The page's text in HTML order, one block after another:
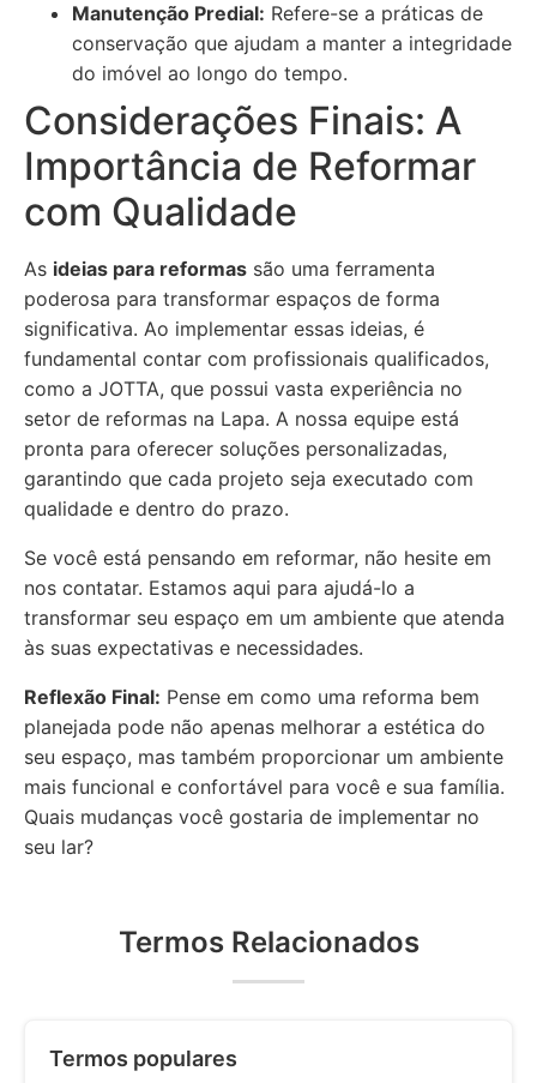
Manutenção Predial: Refere-se a práticas de
conservação que ajudam a manter a integridade
do imóvel ao longo do tempo.
Considerações Finais: A
Importância de Reformar
com Qualidade
As ideias para reformas são uma ferramenta
poderosa para transformar espaços de forma
significativa. Ao implementar essas ideias, é
fundamental contar com profissionais qualificados,
como a JOTTA, que possui vasta experiência no
setor de reformas na Lapa. A nossa equipe está
pronta para oferecer soluções personalizadas,
garantindo que cada projeto seja executado com
qualidade e dentro do prazo.
Se você está pensando em reformar, não hesite em
nos contatar. Estamos aqui para ajudá-lo a
transformar seu espaço em um ambiente que atenda
às suas expectativas e necessidades.
Reflexão Final: Pense em como uma reforma bem
planejada pode não apenas melhorar a estética do
seu espaço, mas também proporcionar um ambiente
mais funcional e confortável para você e sua família.
Quais mudanças você gostaria de implementar no
seu lar?
Termos Relacionados
Termos populares